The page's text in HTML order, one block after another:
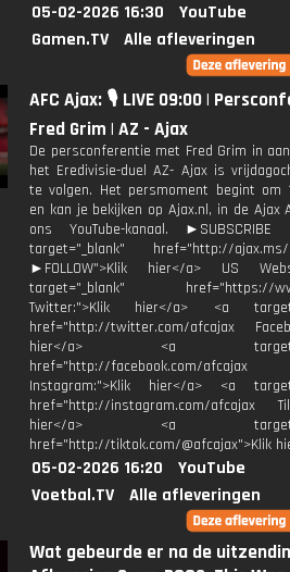
05-02-2026 16:30
YouTube
Gamen.TV
Alle afleveringen
AFC Ajax: 🎙️ LIVE 09:00 |
Fred Grim | AZ - Ajax
De persconferentie met Fred Grim in
het Eredivisie-duel AZ- Ajax is
te volgen. Het persmoment begint om
en kan je bekijken op Ajax.nl, in de Ajax
ons YouTube-kanaal. ►SUBSCRIBE
target="_blank" href="http://ajax.ms/
►FOLLOW">Klik hier</a> US
target="_blank" href="https://
Twitter:">Klik hier</a> <a
href="http://twitter.com/afcajax
hier</a> <a
href="http://facebook.com/afcajax
Instagram:">Klik hier</a> <a
href="http://instagram.com/afcajax
hier</a> <a
href="http://tiktok.com/@afcajax">Klik
05-02-2026 16:20
YouTube
Voetbal.TV
Alle afleveringen
Wat gebeurde er na de